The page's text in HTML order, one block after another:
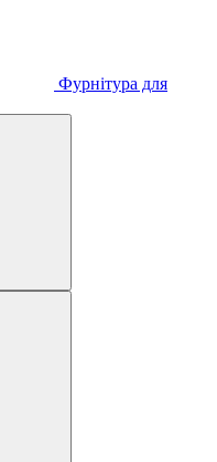
Фурнітура для